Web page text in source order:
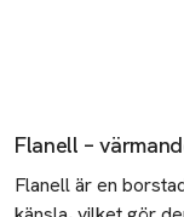
Flanell –
Flanell är en